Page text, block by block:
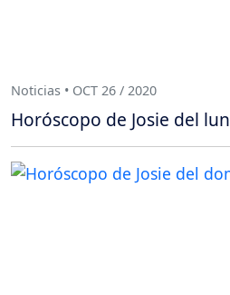
Noticias • OCT 26 / 2020
Horóscopo de Josie del